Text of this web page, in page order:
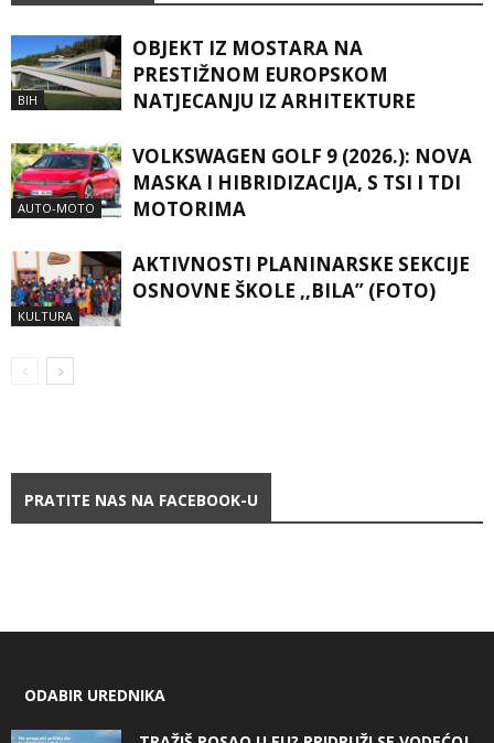
BIH
OBJEKT IZ MOSTARA NA
PRESTIŽNOM EUROPSKOM
NATJECANJU IZ ARHITEKTURE
AUTO-MOTO
VOLKSWAGEN GOLF 9 (2026.): NOVA
MASKA I HIBRIDIZACIJA, S TSI I TDI
MOTORIMA
KULTURA
AKTIVNOSTI PLANINARSKE SEKCIJE
OSNOVNE ŠKOLE ,,BILA” (FOTO)
PRATITE NAS NA FACEBOOK-U
ODABIR UREDNIKA